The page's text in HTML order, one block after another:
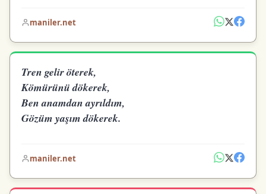
maniler.net
Tren gelir öterek,
Kömürünü dökerek,
Ben anamdan ayrıldım,
Gözüm yaşım dökerek.
maniler.net